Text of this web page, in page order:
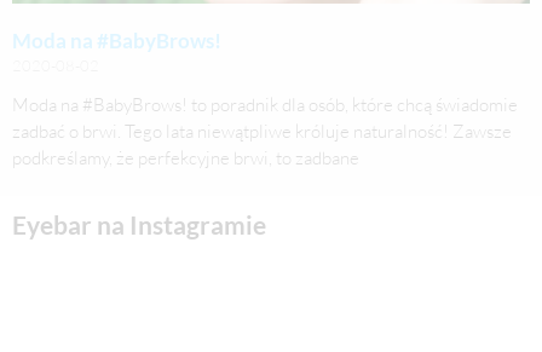
Moda na #BabyBrows!
Moda na #BabyBrows! to poradnik dla osób, które chcą świadomie
zadbać o brwi. Tego lata niewątpliwe króluje naturalność! Zawsze
podkreślamy, że perfekcyjne brwi, to zadbane
Eyebar na Instagramie